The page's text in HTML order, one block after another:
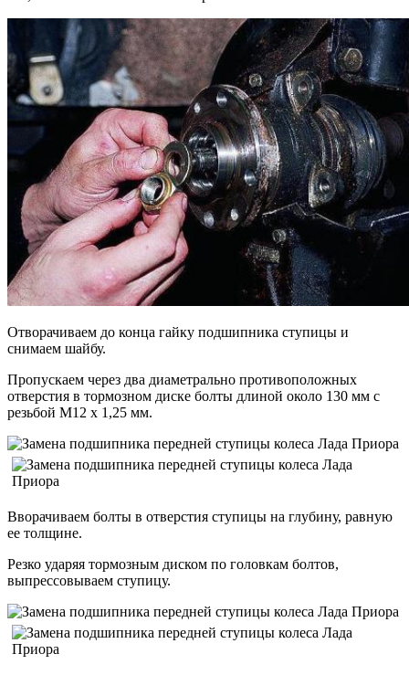
Отворачиваем до конца гайку подшипника ступицы и
снимаем шайбу.
Пропускаем через два диаметрально противоположных
отверстия в тормозном диске болты длиной около 130 мм с
резьбой М12 x 1,25 мм.
Вворачиваем болты в отверстия ступицы на глубину, равную
ее толщине.
Резко ударяя тормозным диском по головкам болтов,
выпрессовываем ступицу.